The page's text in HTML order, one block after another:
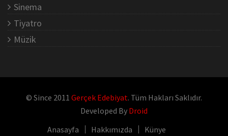
Sinema
Tiyatro
Müzik
© Since 2011 Gerçek Edebiyat. Tüm Hakları Saklıdır.
Developed By Droid
Anasayfa
Hakkımızda Künye